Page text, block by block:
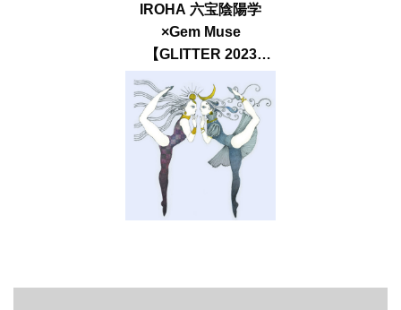
IROHA 六宝陰陽学
×Gem Muse
【GLITTER 2023
SUMMER issue】